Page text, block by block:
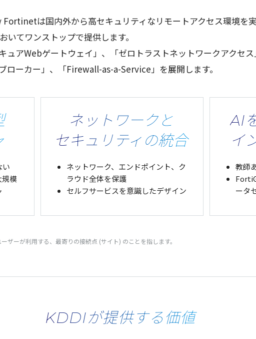
Fortinetは国内外から高セキュリティ なリモートアクセス環境を
いてワンストップで提供します。
ュアWebゲートウェイ」、「ゼロトラストネットワークアクセス
ローカー」、「Firewall-as-a-Service」を展開 します。
い
規模
ネットワークと
セキュリティの統合
ネットワーク、エンドポイント、ク
ラウド全体を保護
セルフサービスを意識したデザイン
AI
イ
教師
ータ
ーザーが利用する、 最寄りの接続点 (サイト) のことを指します。
KDDIが提供する価値